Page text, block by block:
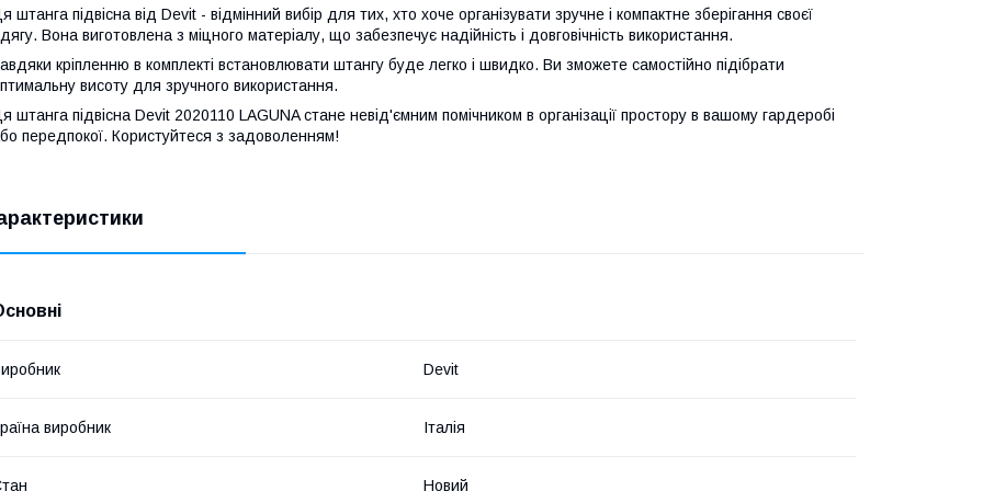
штанга підвісна від Devit - відмінний вибір для тих, хто хоче організувати зручне і компактне зберігання своєї
Вона виготовлена з міцного матеріалу, що забезпечує надійність і довговічність використання.
кріпленню в комплекті встановлювати штангу буде легко і швидко. Ви зможете самостійно підібрати
висоту для зручного використання.
штанга підвісна Devit 2020110 LAGUNA стане невід'ємним помічником в організації простору в вашому гардеробі
передпокої. Користуйтеся з задоволенням!
Devit
виробник Італія
Новий